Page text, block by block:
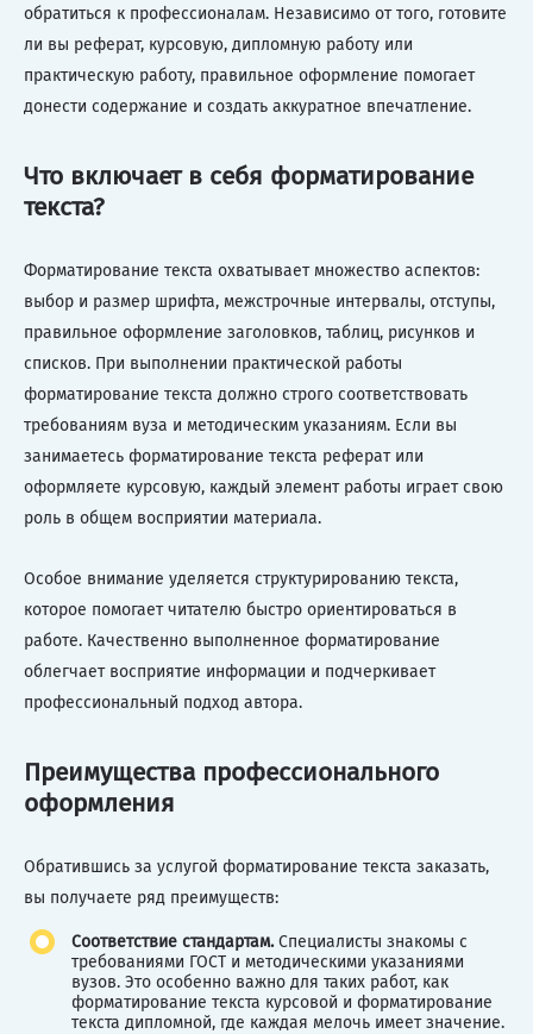
обратиться к профессионалам. Независимо от того, готовите
ли вы реферат, курсовую, дипломную работу или
практическую работу, правильное оформление помогает
донести содержание и создать аккуратное впечатление.
Что включает в себя форматирование
текста?
Форматирование текста охватывает множество аспектов:
выбор и размер шрифта, межстрочные интервалы, отступы,
правильное оформление заголовков, таблиц, рисунков и
списков. При выполнении практической работы
форматирование текста должно строго соответствовать
требованиям вуза и методическим указаниям. Если вы
занимаетесь форматирование текста реферат или
оформляете курсовую, каждый элемент работы играет свою
роль в общем восприятии материала.
Особое внимание уделяется структурированию текста,
которое помогает читателю быстро ориентироваться в
работе. Качественно выполненное форматирование
облегчает восприятие информации и подчеркивает
профессиональный подход автора.
Преимущества профессионального
оформления
Обратившись за услугой форматирование текста заказать,
вы получаете ряд преимуществ:
Соответствие стандартам.Специалисты знакомы с
требованиями ГОСТ и методическими указаниями
вузов. Это особенно важно для таких работ, как
форматирование текста курсовой и форматирование
текста дипломной, где каждая мелочь имеет значение.